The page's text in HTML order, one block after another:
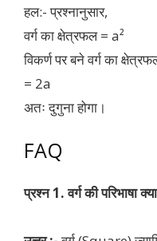
हल:- प्रश्नानुसार,
वर्ग का क्षेत्रफल = a²
विकर्ण पर बने वर्ग का
= 2a
अतः दुगुना होगा।
FAQ
प्रश्न 1. वर्ग की परिभाषा